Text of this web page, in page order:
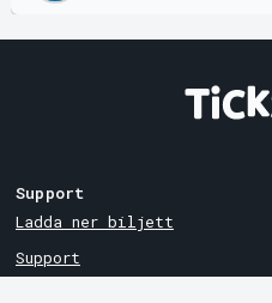
Support
Ladda ner biljett
Support